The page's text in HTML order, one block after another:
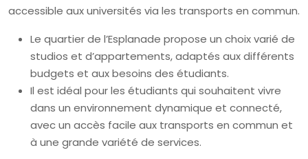
accessible aux universités via les transports en commun.
Le quartier de l’Esplanade propose un choix varié de
studios et d’appartements, adaptés aux différents
budgets et aux besoins des étudiants.
Il est idéal pour les étudiants qui souhaitent vivre
dans un environnement dynamique et connecté,
avec un accès facile aux transports en commun et
à une grande variété de services.